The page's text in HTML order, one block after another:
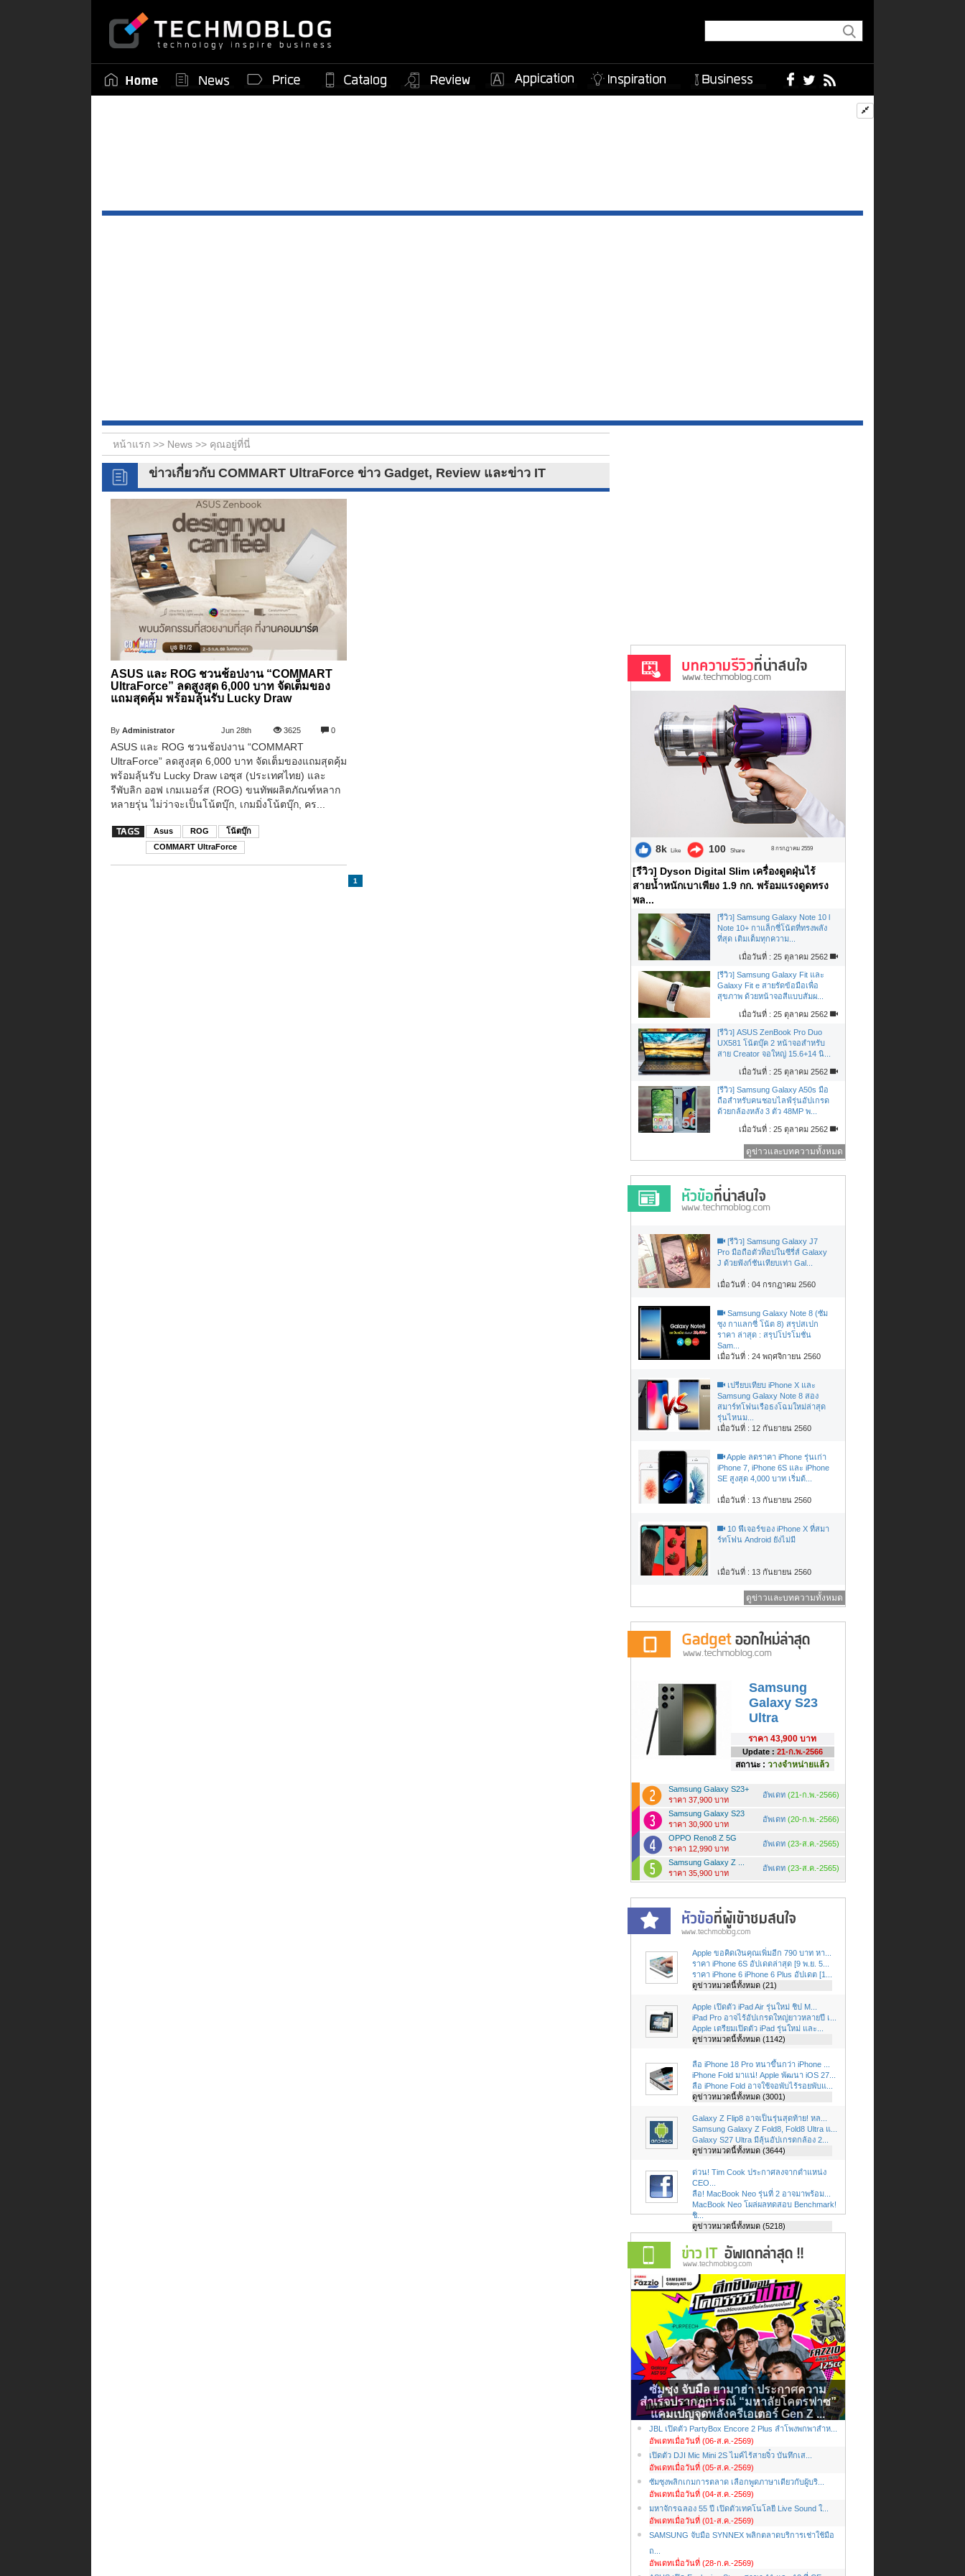
หน้าแรก >> News >> คุณอยู่ที่นี่
ข่าวเกี่ยวกับ COMMART UltraForce ข่าว Gadget, Review และข่าว IT
ASUS และ ROG ชวนช้อปงาน “COMMART
UltraForce” ลดสูงสุด 6,000 บาท จัดเต็มของ
แถมสุดคุ้ม พร้อมลุ้นรับ Lucky Draw
ByAdministrator Jun 28th 3625 0
ASUS และ ROG ชวนช้อปงาน “COMMART
UltraForce” ลดสูงสุด 6,000 บาท จัดเต็มของแถมสุดคุ้ม
พร้อมลุ้นรับ Lucky Draw เอซุส (ประเทศไทย) และ
รีพับลิก ออฟ เกมเมอร์ส (ROG) ขนทัพผลิตภัณฑ์หลาก
หลายรุ่น ไม่ว่าจะเป็นโน้ตบุ๊ก, เกมมิ่งโน้ตบุ๊ก, คร...
Asus ROG
โน้ตบุ๊ก
COMMART UltraForce
1
8k Like 100 Share 8 กรกฎาคม 2559
[รีวิว] Dyson Digital Slim เครื่องดูดฝุ่นไร้
สายน้ำหนักเบาเพียง 1.9 กก. พร้อมแรงดูดทรง
พล...
[รีวิว] Samsung Galaxy Note 10 l
Note 10+ กาแล็กซี่โน้ตที่ทรงพลัง
ที่สุด เติมเต็มทุกความ...
เมื่อวันที่ : 25 ตุลาคม 2562
[รีวิว] Samsung Galaxy Fit และ
Galaxy Fit e สายรัดข้อมือเพื่อ
สุขภาพ ด้วยหน้าจอสีแบบสัมผ...
เมื่อวันที่ : 25 ตุลาคม 2562
[รีวิว] ASUS ZenBook Pro Duo
UX581 โน้ตบุ๊ค 2 หน้าจอสำหรับ
สาย Creator จอใหญ่ 15.6+14 นิ...
เมื่อวันที่ : 25 ตุลาคม 2562
[รีวิว] Samsung Galaxy A50s มือ
ถือสำหรับคนชอบไลฟ์รุ่นอัปเกรด
ด้วยกล้องหลัง 3 ตัว 48MP พ...
เมื่อวันที่ : 25 ตุลาคม 2562
ดูข่าวและบทความทั้งหมด
[รีวิว] Samsung Galaxy J7
Pro มือถือตัวท็อปในซีรี่ส์ Galaxy
J ด้วยฟังก์ชันเทียบเท่า Gal...
เมื่อวันที่ : 04 กรกฏาคม 2560
Samsung Galaxy Note 8 (ซัม
ซุง กาแลกซี่ โน้ต 8) สรุปสเปก
ราคา ล่าสุด : สรุปโปรโมชั่น
Sam...
เมื่อวันที่ : 24 พฤศจิกายน 2560
เปรียบเทียบ iPhone X และ
Samsung Galaxy Note 8 สอง
สมาร์ทโฟนเรือธงโฉมใหม่ล่าสุด
รุ่นไหนม...
เมื่อวันที่ : 12 กันยายน 2560
Apple ลดราคา iPhone รุ่นเก่า
iPhone 7, iPhone 6S และ iPhone
SE สูงสุด 4,000 บาท เริ่มต้...
เมื่อวันที่ : 13 กันยายน 2560
10 ฟีเจอร์ของ iPhone X ที่สมา
ร์ทโฟน Android ยังไม่มี
เมื่อวันที่ : 13 กันยายน 2560
ดูข่าวและบทความทั้งหมด
Samsung
Galaxy S23
Ultra
ราคา 43,900 บาท
Update : 21-ก.พ.-2566
สถานะ : วางจำหน่ายแล้ว
Samsung Galaxy S23+
ราคา 37,900 บาท
อัพเดท (21-ก.พ.-2566)
Samsung Galaxy S23
ราคา 30,900 บาท
อัพเดท (20-ก.พ.-2566)
OPPO Reno8 Z 5G
ราคา 12,990 บาท
อัพเดท (23-ส.ค.-2565)
Samsung Galaxy Z ...
ราคา 35,900 บาท
อัพเดท (23-ส.ค.-2565)
Apple ขอคิดเงินคุณเพิ่มอีก 790 บาท หา...
ราคา iPhone 6S อัปเดตล่าสุด [9 พ.ย. 5...
ราคา iPhone 6 iPhone 6 Plus อัปเดต [1...
ดูข่าวหมวดนี้ทั้งหมด (21)
Apple เปิดตัว iPad Air รุ่นใหม่ ชิป M...
iPad Pro อาจไร้อัปเกรดใหญ่ยาวหลายปี เ...
Apple เตรียมเปิดตัว iPad รุ่นใหม่ และ...
ดูข่าวหมวดนี้ทั้งหมด (1142)
ลือ iPhone 18 Pro หนาขึ้นกว่า iPhone ...
iPhone Fold มาแน่! Apple พัฒนา iOS 27...
ลือ iPhone Fold อาจใช้จอพับไร้รอยพับแ...
ดูข่าวหมวดนี้ทั้งหมด (3001)
Galaxy Z Flip8 อาจเป็นรุ่นสุดท้าย! หล...
Samsung Galaxy Z Fold8, Fold8 Ultra แ...
Galaxy S27 Ultra มีลุ้นอัปเกรดกล้อง 2...
ดูข่าวหมวดนี้ทั้งหมด (3644)
ด่วน! Tim Cook ประกาศลงจากตำแหน่ง
CEO...
ลือ! MacBook Neo รุ่นที่ 2 อาจมาพร้อม...
MacBook Neo โผล่ผลทดสอบ Benchmark!
ชิ...
ดูข่าวหมวดนี้ทั้งหมด (5218)
ซัมซุง จับมือ ยามาฮ่า ประกาศความ
สำเร็จปรากฏการณ์ “มหาลัยโคตรฟาซ”
แคมเปญจุดพลังครีเอเตอร์ Gen Z ...
JBL เปิดตัว PartyBox Encore 2 Plus ลำโพงพกพาสำห...
อัพเดทเมื่อวันที่ (06-ส.ค.-2569)
เปิดตัว DJI Mic Mini 2S ไมค์ไร้สายจิ๋ว บันทึกเส...
อัพเดทเมื่อวันที่ (05-ส.ค.-2569)
ซัมซุงพลิกเกมการตลาด เลือกพูดภาษาเดียวกับผู้บริ...
อัพเดทเมื่อวันที่ (04-ส.ค.-2569)
มหาจักรฉลอง 55 ปี เปิดตัวเทคโนโลยี Live Sound ใ...
อัพเดทเมื่อวันที่ (01-ส.ค.-2569)
SAMSUNG จับมือ SYNNEX พลิกตลาดบริการเช่าใช้มือ
ถ...
อัพเดทเมื่อวันที่ (28-ก.ค.-2569)